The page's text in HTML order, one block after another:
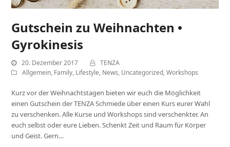
Gutschein zu Weihnachten •
Gyrokinesis
20. Dezember 2017
TENZA
Allgemein, Family, Lifestyle, News, Uncategorized,Workshops
Kurz vor der Weihnachtstagen bieten wir euch die Möglichkeit
einen Gutschein der TENZA Schmiede über einen Kurs eurer Wahl
zu verschenken. Alle Kurse und Workshops sind verschenkter. An
euch selbst oder eure Lieben. Schenkt Zeit und Raum für Körper
und Geist. Gern…